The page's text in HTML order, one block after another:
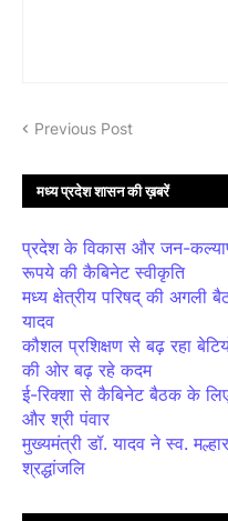
Previous Post
मध्य प्रदेश शासन की ख़बरें
प्रदेश के विकास और जन-
रूपये की कैबिनेट स्वीकृति
मध्य क्षेत्रीय परिषद् की अगली
यादव
कौशल प्रशिक्षण से बढ़ रहा
की ओर बढ़ रहे कदम
ई-रिक्शा से कैबिनेट बैठक के
और श्री पंवार
मुख्यमंत्री डॉ. यादव ने स्व.
श्रद्धांजलि